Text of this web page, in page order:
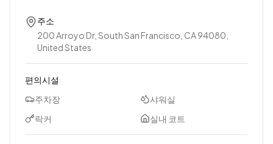
주소
200 Arroyo Dr, South San Francisco, CA 94080,
United States
편의시설
주차장
샤워실
락커
실내 코트